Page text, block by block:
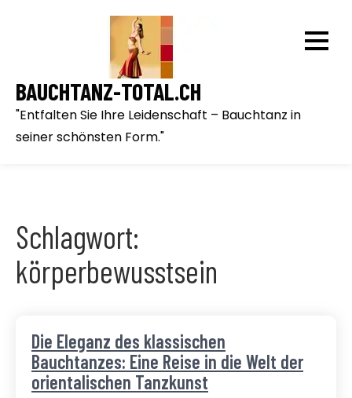
BAUCHTANZ-TOTAL.CH
"Entfalten Sie Ihre Leidenschaft – Bauchtanz in
seiner schönsten Form."
Schlagwort:
körperbewusstsein
Die Eleganz des klassischen
Bauchtanzes: Eine Reise in die Welt der
orientalischen Tanzkunst